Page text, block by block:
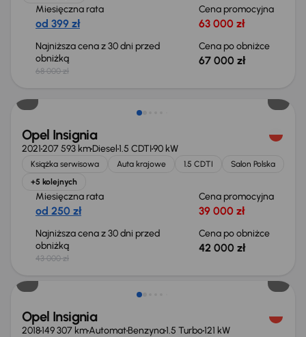
Miesięczna rata
od 399 zł
Cena promocyjna
63 000 zł
Najniższa cena z 30 dni przed
obniżką
68 000 zł
Cena po obniżce
67 000 zł
Opel Insignia
2021207 593 kmDiesel1.5 CDTI90 kW
Książka serwisowa Auta krajowe 1.5 CDTI
Salon Polska
+5 kolejnych
Miesięczna rata
od 250 zł
Cena promocyjna
39 000 zł
Najniższa cena z 30 dni przed
obniżką
43 000 zł
Cena po obniżce
42 000 zł
Taniej o 500 zł
Opel Insignia
2018149 307 kmAutomatBenzyna1.5 Turbo121 kW